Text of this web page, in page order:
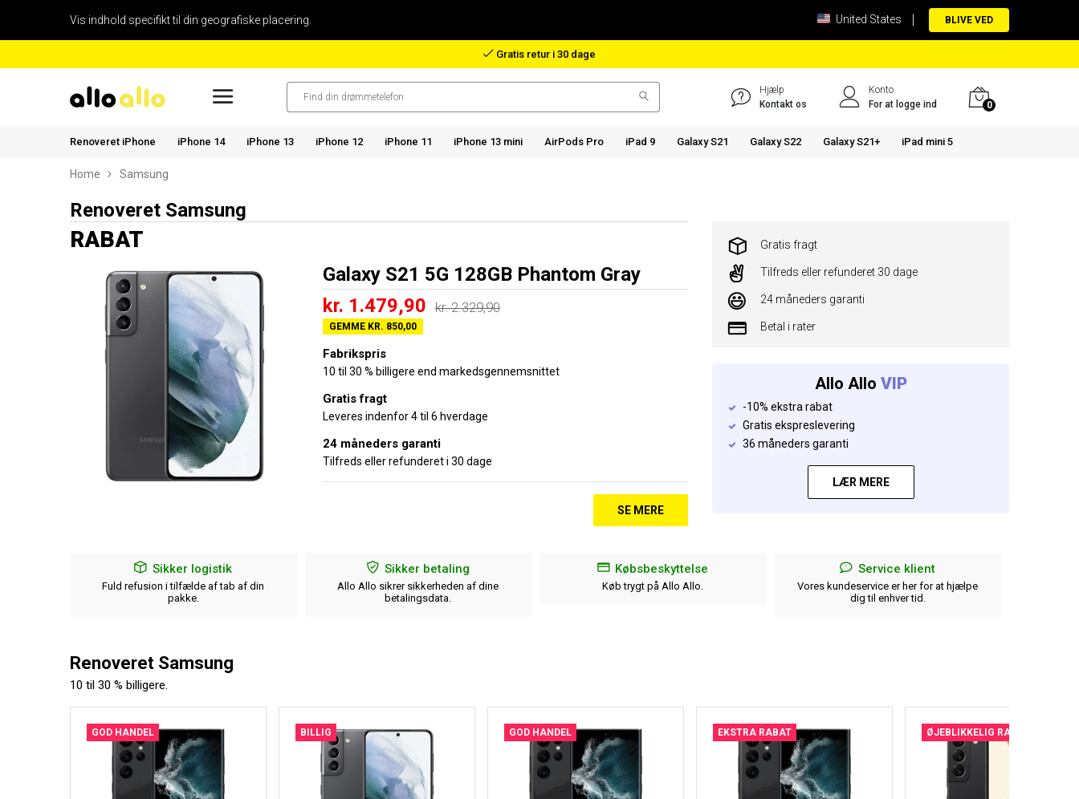
Vis indhold specifikt til din geografiske placering. United States BLIVE VED
Godtgørelse i tilfælde af bortkommet pakke
Hjælp
Kontakt os
Konto
For at logge ind
0
Renoveret iPhone iPhone 14 iPhone 13 iPhone 12 iPhone 11 iPhone 13 mini AirPods Pro iPad 9 Galaxy S21 Galaxy S22 Galaxy S21+ iPad mini 5
Home Samsung
Renoveret Samsung
RABAT
Galaxy S21 5G 128GB Phantom Gray
kr. 1.479,90 kr. 2.329,90
GEMME KR. 850,00
Fabrikspris
10 til 30 % billigere end markedsgennemsnittet
Gratis fragt
Leveres indenfor 4 til 6 hverdage
24 måneders garanti
Tilfreds eller refunderet i 30 dage
SE MERE
Gratis fragt
Tilfreds eller refunderet 30 dage
24 måneders garanti
Betal i rater
Allo Allo VIP
-10% ekstra rabat
Gratis ekspreslevering
36 måneders garanti
LÆR MERE
Sikker logistik
Fuld refusion i tilfælde af tab af din
pakke.
Sikker betaling
Allo Allo sikrer sikkerheden af dine
betalingsdata.
Købsbeskyttelse
Køb trygt på Allo Allo.
Service klient
Vores kundeservice er her for at hjælpe
dig til enhver tid.
Renoveret Samsung
10 til 30 % billigere.
GOD HANDEL BILLIG GOD HANDEL EKSTRA RABAT ØJEBLIKKELIG RABAT